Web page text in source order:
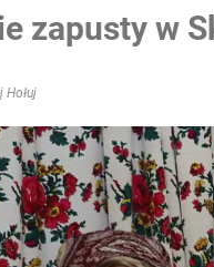
zapusty w
Hołuj